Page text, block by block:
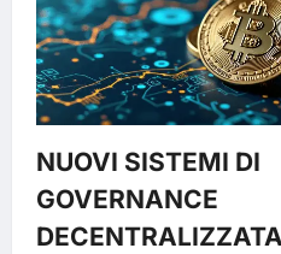
NUOVI SISTEMI DI
GOVERNANCE
DECENTRALIZZATA